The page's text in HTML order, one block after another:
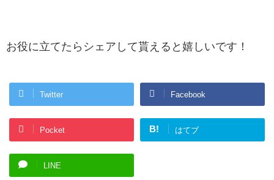
お役に立てたらシェアして貰えると嬉しいです！
Twitter Facebook
Pocket B! はてブ
LINE